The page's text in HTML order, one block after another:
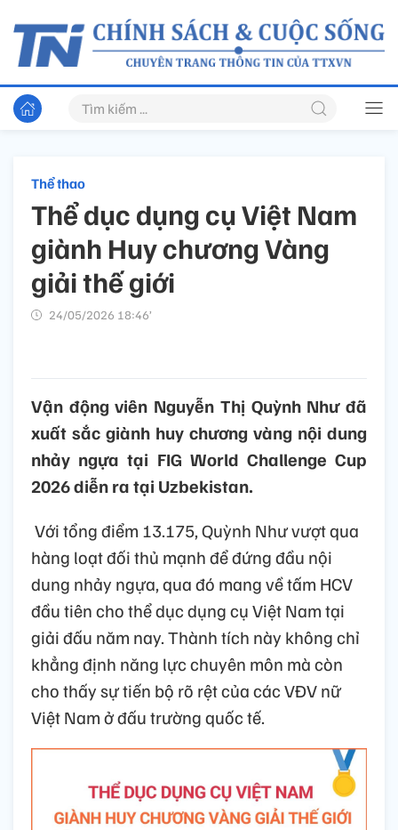
Thể thao
Thể dục dụng cụ Việt Nam
giành Huy chương Vàng
giải thế giới
24/05/2026 18:46’
Vận động viên Nguyễn Thị Quỳnh Như đã
xuất sắc giành huy chương vàng nội dung
nhảy ngựa tại FIG World Challenge Cup
2026 diễn ra tại Uzbekistan.
Với tổng điểm 13.175, Quỳnh Như vượt qua
hàng loạt đối thủ mạnh để đứng đầu nội
dung nhảy ngựa, qua đó mang về tấm HCV
đầu tiên cho thể dục dụng cụ Việt Nam tại
giải đấu năm nay. Thành tích này không chỉ
khẳng định năng lực chuyên môn mà còn
cho thấy sự tiến bộ rõ rệt của các VĐV nữ
Việt Nam ở đấu trường quốc tế.